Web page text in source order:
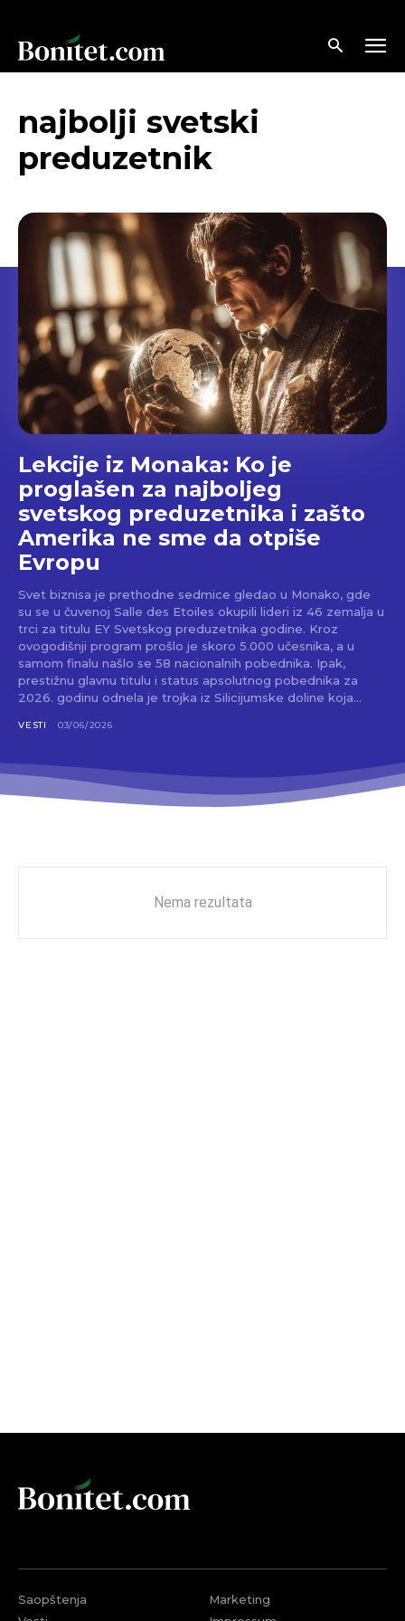
najbolji svetski
preduzetnik
Lekcije iz Monaka: Ko je
proglašen za najboljeg
svetskog preduzetnika i zašto
Amerika ne sme da otpiše
Evropu
Svet biznisa je prethodne sedmice gledao u Monako, gde
su se u čuvenoj Salle des Etoiles okupili lideri iz 46 zemalja u
trci za titulu EY Svetskog preduzetnika godine. Kroz
ovogodišnji program prošlo je skoro 5.000 učesnika, a u
samom finalu našlo se 58 nacionalnih pobednika. Ipak,
prestižnu glavnu titulu i status apsolutnog pobednika za
2026. godinu odnela je trojka iz Silicijumske doline koja...
VESTI 03/06/2026
Nema rezultata
Saopštenja
Marketing